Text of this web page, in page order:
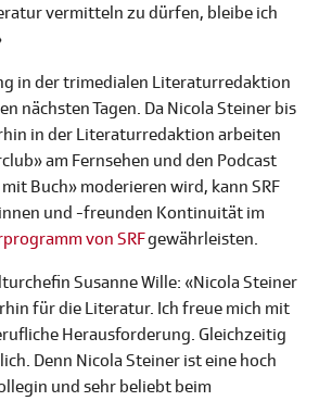
vermitteln zu dürfen, bleibe ich
in der trimedialen Literaturredaktion
nächsten Tagen. Da Nicola Steiner bis
in der Literaturredaktion arbeiten
am Fernsehen und den Podcast
Buch» moderieren wird, kann SRF
und -freunden Kontinuität im
von SRFgewährleisten.
Susanne Wille: «Nicola Steiner
für die Literatur. Ich freue mich mit
Herausforderung. Gleichzeitig
Denn Nicola Steiner ist eine hoch
und sehr beliebt beim